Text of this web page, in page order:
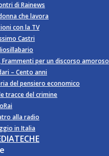
di Rainews
che lavora
con la TV
Castri
Frammenti per un discorso amoroso
– Cento anni
del pensiero economico
tracce del crimine
alla radio
in Italia